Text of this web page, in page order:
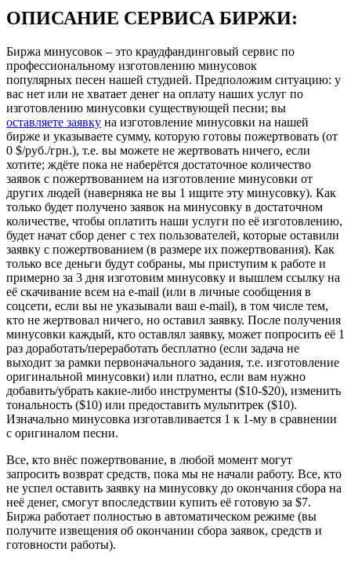
ОПИСАНИЕ СЕРВИСА БИРЖИ:
Биржа минусовок – это краудфандинговый сервис по
профессиональному изготовлению минусовок
популярных песен нашей студией. Предположим ситуацию: у
вас нет или не хватает денег на оплату наших услуг по
изготовлению минусовки существующей песни; вы
оставляете заявку на изготовление минусовки на нашей
бирже и указываете сумму, которую готовы пожертвовать (от
0 $/руб./грн.), т.е. вы можете не жертвовать ничего, если
хотите; ждёте пока не наберётся достаточное количество
заявок с пожертвованием на изготовление минусовки от
других людей (наверняка не вы 1 ищите эту минусовку). Как
только будет получено заявок на минусовку в достаточном
количестве, чтобы оплатить наши услуги по её изготовлению,
будет начат сбор денег с тех пользователей, которые оставили
заявку с пожертвованием (в размере их пожертвования). Как
только все деньги будут собраны, мы приступим к работе и
примерно за 3 дня изготовим минусовку и вышлем ссылку на
её скачивание всем на e-mail (или в личные сообщения в
соцсети, если вы не указывали ваш e-mail), в том числе тем,
кто не жертвовал ничего, но оставил заявку. После получения
минусовки каждый, кто оставлял заявку, может попросить её 1
раз доработать/переработать бесплатно (если задача не
выходит за рамки первоначального задания, т.е. изготовление
оригинальной минусовки) или платно, если вам нужно
добавить/убрать какие-либо инструменты ($10-$20), изменить
тональность ($10) или предоставить мультитрек ($10).
Изначально минусовка изготавливается 1 к 1-му в сравнении
с оригиналом песни.
Все, кто внёс пожертвование, в любой момент могут
запросить возврат средств, пока мы не начали работу. Все, кто
не успел оставить заявку на минусовку до окончания сбора на
неё денег, смогут впоследствии купить её готовую за $7.
Биржа работает полностью в автоматическом режиме (вы
получите извещения об окончании сбора заявок, средств и
готовности работы).